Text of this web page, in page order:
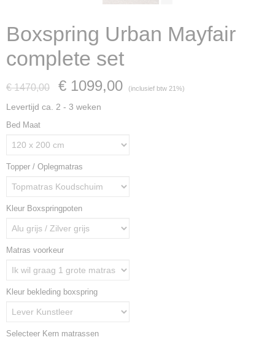
Boxspring Urban Mayfair
complete set
€ 1470,00 € 1099,00 (inclusief btw 21%)
Levertijd ca. 2 - 3 weken
Bed Maat
Topper / Oplegmatras
Kleur Boxspringpoten
Matras voorkeur
Kleur bekleding boxspring
Selecteer Kern matrassen